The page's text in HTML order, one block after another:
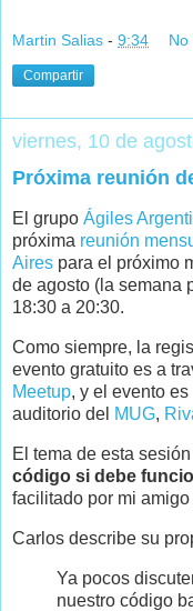
Martin Salias - 9:34 No
Compartir
viernes, 10 de
Próxima reunión
El grupo Ágiles
próxima reunión
Aires para el próximo
de agosto (la semana
18:30 a 20:30.
Como siempre, la
evento gratuito es a
Meetup, y el evento es
auditorio del MUG,
El tema de esta
código si debe
facilitado por mi
Carlos describe su
Ya pocos
nuestro código